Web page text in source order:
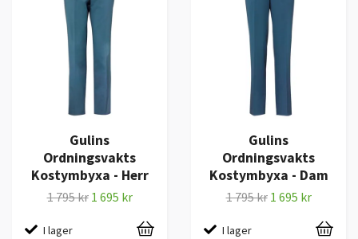
Gulins
Ordningsvakts
Kostymbyxa - Herr
1 795 kr 1 695 kr
I lager
Gulins
Ordningsvakts
Kostymbyxa - Dam
1 795 kr 1 695 kr
I lager